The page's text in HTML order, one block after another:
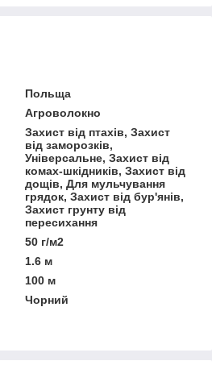
Польща
Агроволокно
Захист від птахів, Захист
від заморозків,
Універсальне, Захист від
комах-шкідників, Захист від
дощів, Для мульчування
грядок, Захист від бур'янів,
Захист грунту від
пересихання
50 г/м2
1.6 м
100 м
Чорний